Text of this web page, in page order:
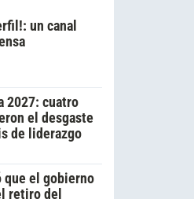
un canal
2027: cuatro
el desgaste
de liderazgo
que el gobierno
retiro del